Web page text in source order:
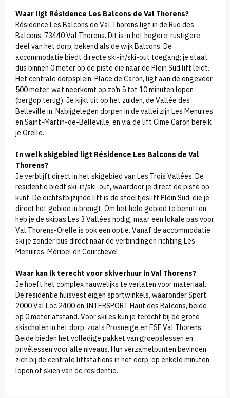
Waar ligt Résidence Les Balcons de Val Thorens?
Résidence Les Balcons de Val Thorens ligt in de Rue des
Balcons, 73440 Val Thorens. Dit is in het hogere, rustigere
deel van het dorp, bekend als de wijk Balcons. De
accommodatie biedt directe ski-in/ski-out toegang; je staat
dus binnen 0 meter op de piste die naar de Plein Sud lift leidt.
Het centrale dorpsplein, Place de Caron, ligt aan de ongeveer
500 meter, wat neerkomt op zo’n 5 tot 10 minuten lopen
(bergop terug). Je kijkt uit op het zuiden, de Vallée des
Belleville in. Nabijgelegen dorpen in de vallei zijn Les Menuires
en Saint-Martin-de-Belleville, en via de lift Cime Caron bereik
je Orelle.
In welk skigebied ligt Résidence Les Balcons de Val
Thorens?
Je verblijft direct in het skigebied van Les Trois Vallées. De
residentie biedt ski-in/ski-out, waardoor je direct de piste op
kunt. De dichtstbijzijnde lift is de stoeltjeslift Plein Sud, die je
direct het gebied in brengt. Om het hele gebied te benutten
heb je de skipas Les 3 Vallées nodig, maar een lokale pas voor
Val Thorens-Orelle is ook een optie. Vanaf de accommodatie
ski je zonder bus direct naar de verbindingen richting Les
Menuires, Méribel en Courchevel.
Waar kan ik terecht voor skiverhuur in Val Thorens?
Je hoeft het complex nauwelijks te verlaten voor materiaal.
De residentie huisvest eigen sportwinkels, waaronder Sport
2000 Val Loc 2400 en INTERSPORT Haut des Balcons, beide
op 0 meter afstand. Voor skiles kun je terecht bij de grote
skischolen in het dorp, zoals Prosneige en ESF Val Thorens.
Beide bieden het volledige pakket van groepslessen en
privélessen voor alle niveaus. Hun verzamelpunten bevinden
zich bij de centrale liftstations in het dorp, op enkele minuten
lopen of skiën van de residentie.